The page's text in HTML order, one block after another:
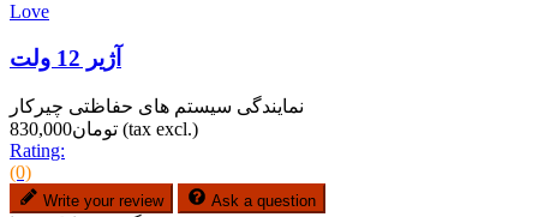
Love
آژیر 12 ولت
نمایندگی سیستم های حفاظتی چیرکار
تومان830,000 (tax excl.)
Rating:
(0)
Write your review Ask a question